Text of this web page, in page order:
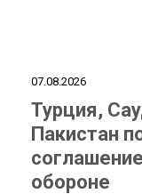
07.08.2026
Турция,
Пакистан
обороне